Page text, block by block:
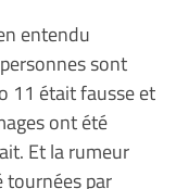
entendu
sont
11 était fausse et
ont été
Et la rumeur
tournées par